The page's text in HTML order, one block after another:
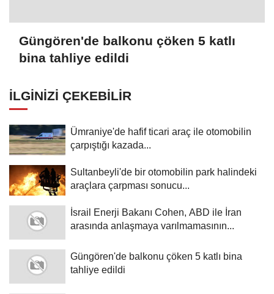
Güngören'de balkonu çöken 5 katlı
bina tahliye edildi
İLGINIZI ÇEKEBILIR
Ümraniye'de hafif ticari araç ile otomobilin
çarpıştığı kazada...
Sultanbeyli'de bir otomobilin park halindeki
araçlara çarpması sonucu...
İsrail Enerji Bakanı Cohen, ABD ile İran
arasında anlaşmaya varılmamasının...
Güngören'de balkonu çöken 5 katlı bina
tahliye edildi